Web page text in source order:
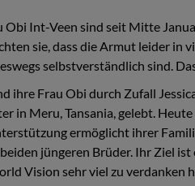
Int-Veen sind seit Mitte
sie, dass die Armut leider
selbstverständlich sind.
ihre Frau Obi durch Zufall
in Meru, Tansania, gelebt.
ermöglicht ihrer
jüngeren Brüder. Ihr Ziel
Vision sehr viel zu verdanken